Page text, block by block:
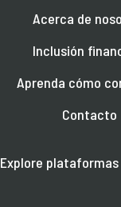
Acerca de
Inclusión
Aprenda cómo
Contacto
Explore